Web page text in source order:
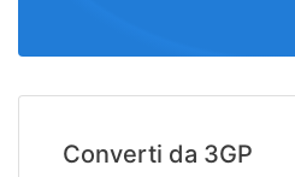
Converti da 3GP